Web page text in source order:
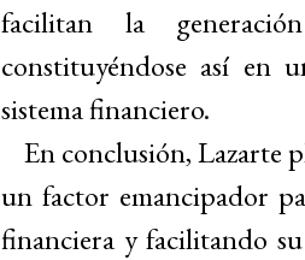
facilitan la
constituyéndose así en
sistema financiero.
En conclusión, Lazarte
un factor emancipador
financiera y facilitando